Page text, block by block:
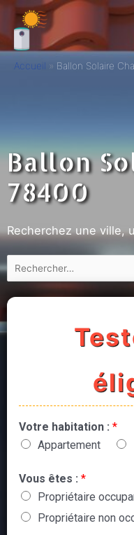
Accueil Ballon Solaire
Ballon
78400
Recherchez une ville,
Votre habitation : *
Appartement
Vous êtes : *
Propriétaire
Propriétaire non